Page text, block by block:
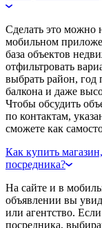
Сделать это можно
мобильном
база объектов
отфильтровать
выбрать район, год
балкона и даже
Чтобы обсудить
по контактам,
сможете как
Как купить
посредника?
На сайте и в
объявлении вы
или агентство.
посредника,